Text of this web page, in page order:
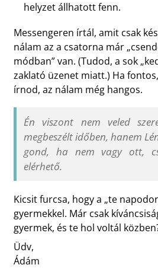
helyzet állhatott fenn.
Messengeren írtál, amit csak
nálam az a csatorna már
módban” van. (Tudod, a sok
zaklató üzenet miatt.) Ha
írnod, az nálam még hangos.
Én viszont nem veled
megbeszélt időben, hanem
gond, ha nem vagy ott,
elérhető.
Kicsit furcsa, hogy a „te
gyermekkel. Már csak
gyermek, és te hol voltál
Üdv,
Ádám